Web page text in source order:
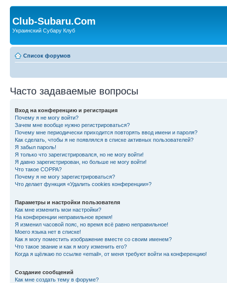
Club-Subaru.Com
Украинский Субару Клуб
Список форумов
Часто задаваемые вопросы
Вход на конференцию и регистрация
Почему я не могу войти?
Зачем мне вообще нужно регистрироваться?
Почему мне периодически приходится повторять ввод имени и пароля?
Как сделать, чтобы я не появлялся в списке активных пользователей?
Я забыл пароль!
Я только что зарегистрировался, но не могу войти!
Я давно зарегистрирован, но больше не могу войти!
Что такое COPPA?
Почему я не могу зарегистрироваться?
Что делает функция «Удалить cookies конференции»?
Параметры и настройки пользователя
Как мне изменить мои настройки?
На конференции неправильное время!
Я изменил часовой пояс, но время всё равно неправильное!
Моего языка нет в списке!
Как я могу поместить изображение вместе со своим именем?
Что такое звание и как я могу изменить его?
Когда я щёлкаю по ссылке «email», от меня требуют войти на конференцию!
Создание сообщений
Как мне создать тему в форуме?